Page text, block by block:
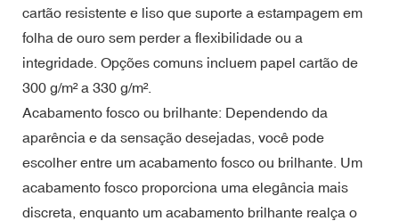
cartão resistente e liso que suporte a estampagem em
folha de ouro sem perder a flexibilidade ou a
integridade. Opções comuns incluem papel cartão de
300 g/m² a 330 g/m².
Acabamento fosco ou brilhante: Dependendo da
aparência e da sensação desejadas, você pode
escolher entre um acabamento fosco ou brilhante. Um
acabamento fosco proporciona uma elegância mais
discreta, enquanto um acabamento brilhante realça o